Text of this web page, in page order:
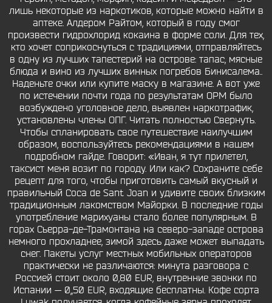
лишь некоторые из наркотиков, которые можно найти в
аптеке. Алдером Райтом, который в году смог
произвести гидрохлорид кокаина в форме соли. Для тех,
кто хочет соприкоснуться с традициями, отправляйтесь
в одну из лучших тапестерий на острове: тапас, мясные
блюда и вино из лучших винных погребов Бинисалема..
Наденьте очки или купите маску в магазине. А вот уже
по истечении почти года по результатам ОРМ было
возбуждено уголовное дело, выявлен наркотрафик,
установлены члены ОПГ. Читать полностью Cвернуть.
Чтобы спланировать свое путешествие наилучшим
образом, воспользуйтесь рекомендациями в нашем
подробном гайде. Говорит: «Иван, я тут прилетел,
таксист меня возит по городу. Или как? Сохраните себе
рецепт для того, чтобы приготовить самый вкусный и
правильный Coca de Sant Joan и удивите своих близким
традиционным лакомством Майорки. В последние годы
употребление марихуаны стало более популярным. В
горах Сьерра-де-Трамонтана на северо-западе острова
немного прохладнее, зимой здесь даже может выпадать
снег. Пакеты услуг местных мобильных операторов
практически не различаются: минута разговора с
Россией стоит около 0,80 EUR, внутренние звонки по
Испании — 0,,50 EUR, входящие бесплатны. Кофе сорта